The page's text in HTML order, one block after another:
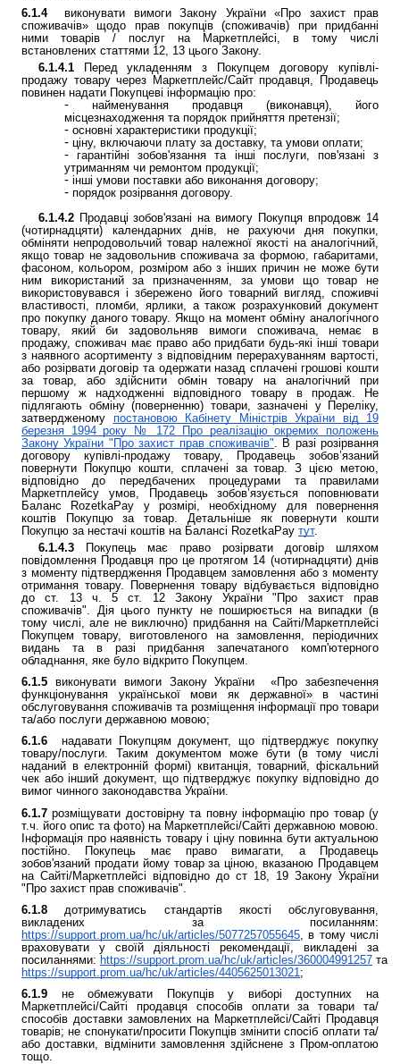
6.1.4виконувати вимоги Закону України «Про захист прав
споживачів» щодо прав покупців (споживачів) при придбанні
ними товарів / послуг на Маркетплейсі, в тому числі
встановлених статтями 12, 13 цього Закону.
6.1.4.1Перед укладенням з Покупцем договору купівлі-
продажу товару через Маркетплейс/Сайт продавця, Продавець
повинен надати Покупцеві інформацію про:
найменування продавця (виконавця), його
місцезнаходження та порядок прийняття претензії;
основні характеристики продукції;
ціну, включаючи плату за доставку, та умови оплати;
гарантійні зобов'язання та інші послуги, пов'язані з
утриманням чи ремонтом продукції;
інші умови поставки або виконання договору;
порядок розірвання договору.
6.1.4.2 Продавці зобов'язані на вимогу Покупця впродовж 14
(чотирнадцяти) календарних днів, не рахуючи дня покупки,
обміняти непродовольчий товар належної якості на аналогічний,
якщо товар не задовольнив споживача за формою, габаритами,
фасоном, кольором, розміром або з інших причин не може бути
ним використаний за призначенням, за умови що товар не
використовувався і збережено його товарний вигляд, споживчі
властивості, пломби, ярлики, а також розрахунковий документ
про покупку даного товару. Якщо на момент обміну аналогічного
товару, який би задовольняв вимоги споживача, немає в
продажу, споживач має право або придбати будь-які інші товари
з наявного асортименту з відповідним перерахуванням вартості,
або розірвати договір та одержати назад сплачені грошові кошти
за товар, або здійснити обмін товару на аналогічний при
першому ж надходженні відповідного товару в продаж. Не
підлягають обміну (поверненню) товари, зазначені у Переліку,
затвердженому постановою Кабінету Міністрів України від 19
березня 1994 року № 172 Про реалізацію окремих положень
Закону України "Про захист прав споживачів". В разі розірвання
договору купівлі-продажу товару, Продавець зобов’язаний
повернути Покупцю кошти, сплачені за товар. З цією метою,
відповідно до передбачених процедурами та правилами
Маркетплейсу умов, Продавець зобов’язується поповнювати
Баланс RozetkaPay у розмірі, необхідному для повернення
коштів Покупцю за товар. Детальніше як повернути кошти
Покупцю за нестачі коштів на Балансі RozetkaPay тут.
6.1.4.3Покупець має право розірвати договір шляхом
повідомлення Продавця про це протягом 14 (чотирнадцяти) днів
з моменту підтвердження Продавцем замовлення або з моменту
отримання товару. Повернення товару відбувається відповідно
до ст. 13 ч. 5 ст. 12 Закону України "Про захист прав
споживачів". Дія цього пункту не поширюється на випадки (в
тому числі, але не виключно) придбання на Сайті/Маркетплейсі
Покупцем товару, виготовленого на замовлення, періодичних
видань та в разі придбання запечатаного комп'ютерного
обладнання, яке було відкрито Покупцем.
6.1.5 виконувати вимоги Закону України «Про забезпечення
функціонування української мови як державної» в частині
обслуговування споживачів та розміщення інформації про товари
та/або послуги державною мовою;
6.1.6 надавати Покупцям документ, що підтверджує покупку
товару/послуги. Таким документом може бути (в тому числі
наданий в електронній формі) квитанція, товарний, фіскальний
чек або інший документ, що підтверджує покупку відповідно до
вимог чинного законодавства України.
6.1.7 розміщувати достовірну та повну інформацію про товар (у
т.ч. його опис та фото) на Маркетплейсі/Сайті державною мовою.
Інформація про наявність товару і ціну повинна бути актуальною
постійно. Покупець має право вимагати, а Продавець
зобов'язаний продати йому товар за ціною, вказаною Продавцем
на Сайті/Маркетплейсі відповідно до ст 18, 19 Закону України
"Про захист прав споживачів".
6.1.8 дотримуватись стандартів якості обслуговування,
викладених за посиланням:
https://support.prom.ua/hc/uk/articles/5077257055645 , в тому числі
враховувати у своїй діяльності рекомендації, викладені за
посиланнями: https://support.prom.ua/hc/uk/articles/360004991257 та
https://support.prom.ua/hc/uk/articles/4405625013021 ;
6.1.9 не обмежувати Покупців у виборі доступних на
Маркетплейсі/Сайті продавця способів оплати за товари та/
способів доставки замовлених на Маркетплейсі/Сайті Продавця
товарів; не спонукати/просити Покупців змінити спосіб оплати та/
або доставки, відмінити замовлення здійснене з Пром-оплатою
тощо.